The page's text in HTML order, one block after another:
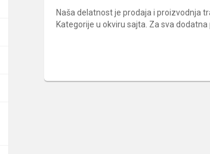
Naša delatnost je prodaja i proizvodnja
Kategorije u okviru sajta. Za sva